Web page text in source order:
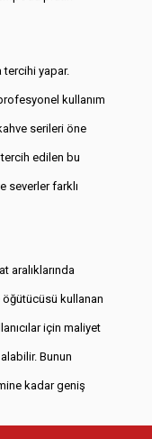
tercihi yapar.
kullanım
serileri öne
edilen bu
severler farklı
aralıklarında
kullanan
için maliyet
Bunun
kadar geniş